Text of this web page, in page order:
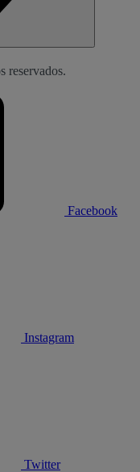
reservados.
Facebook
Instagram
Twitter